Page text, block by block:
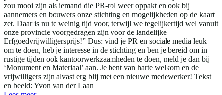
zou mooi zijn als iemand die PR-rol weer oppakt en ook bij
aannemers en bouwers onze stichting en mogelijkheden op de kaart
zet. Daar is nu te weinig tijd voor, terwijl we tegelijkertijd wel vanuit
onze provincie voorgedragen zijn voor de landelijke
Erfgoedvrijwilligersprijs!” Dus: vind je PR en sociale media leuk
om te doen, heb je interesse in de stichting en ben je bereid om in
rustige tijden ook kantoorwerkzaamheden te doen, meld je dan bij
‘Monument en Materiaal’ aan. Je bent van harte welkom en de
vrijwilligers zijn alvast erg blij met een nieuwe medewerker! Tekst
en beeld: Yvon van der Laan